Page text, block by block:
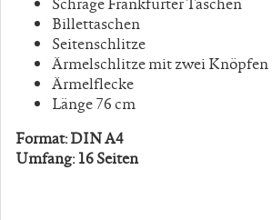
Billettaschen
Seitenschlitze
Ärmelschlitze mit zwei Knöpfen
Ärmelflecke
Länge 76 cm
Format: DIN A4
Umfang: 16 Seiten